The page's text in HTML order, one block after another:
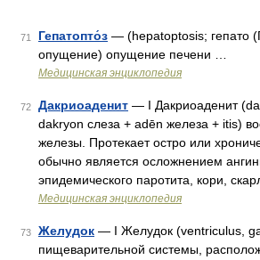
71 Гепатопто́з — (hepatoptosis; гепато
опущение) опущение печени …
Медицинская энциклопедия
72 Дакриоаденит — I Дакриоаденит
dakryon слеза + adēn железа + itis)
железы. Протекает остро или
обычно является осложнением
эпидемического паротита, кори,
Медицинская энциклопедия
73 Желудок — I Желудок (ventriculus,
пищеварительной системы,